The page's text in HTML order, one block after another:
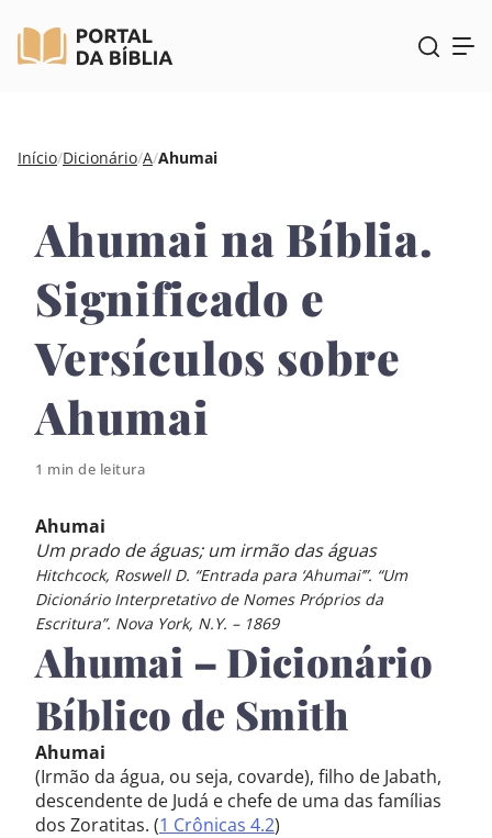
Pular
conteúdo
Início/Dicionário/A/Ahumai
Ahumai na Bíblia.
Significado e
Versículos sobre
Ahumai
1 min de leitura
Ahumai
Um prado de águas; um irmão das águas
Hitchcock, Roswell D. “Entrada para ‘Ahumai’”. “Um
Dicionário Interpretativo de Nomes Próprios da
Escritura”. Nova York, N.Y. – 1869
Ahumai – Dicionário
Bíblico de Smith
Ahumai
(Irmão da água, ou seja, covarde), filho de Jabath,
descendente de Judá e chefe de uma das famílias
dos Zoratitas. (1 Crônicas 4.2)